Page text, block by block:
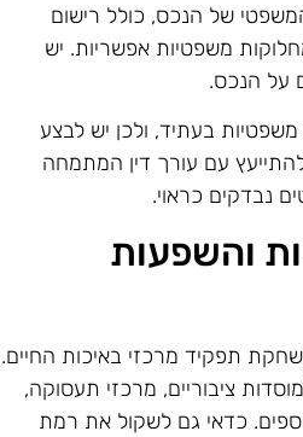
של הנכס, כולל רישום
משפטיות אפשריות. יש
על הנכס.
בעתיד, ולכן יש לבצע
עם עורך דין המתמחה
נבדקים כראוי.
והשפעות
תפקיד מרכזי באיכות החיים.
ציבוריים, מרכזי תעסוקה,
כדאי גם לשקול את רמת